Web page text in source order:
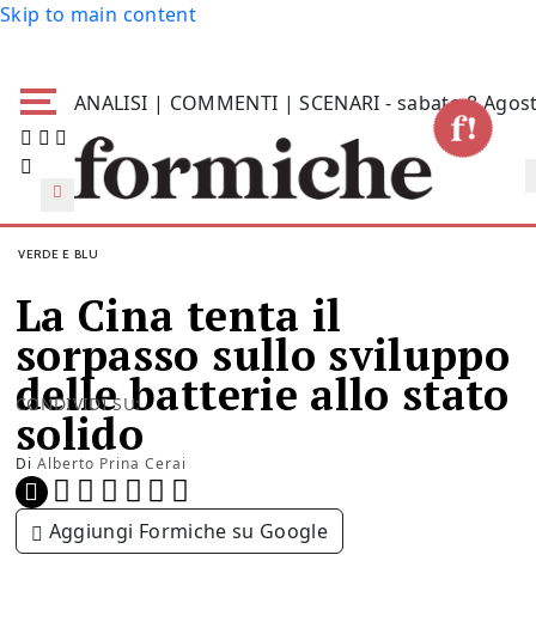
Skip to main content
ANALISI | COMMENTI | SCENARI - sabato 8
VERDE E BLU
La Cina tenta il
sorpasso sullo sviluppo
delle batterie allo stato
solido
Di Alberto Prina Cerai
CONDIVIDI SU:
Aggiungi Formiche su Google